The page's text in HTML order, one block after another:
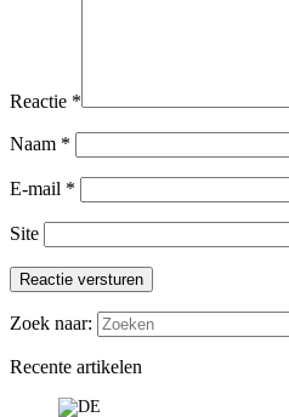
Reactie *
Naam *
E-mail *
Site
Reactie versturen
Zoek naar:
Recente artikelen